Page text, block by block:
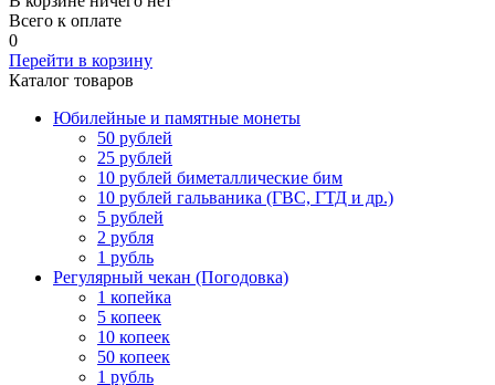
Всего к оплате
0
Перейти в корзину
Каталог товаров
Юбилейные и памятные монеты
50 рублей
25 рублей
10 рублей биметаллические бим
10 рублей гальваника (ГВС, ГТД и др.)
5 рублей
2 рубля
1 рубль
Регулярный чекан (Погодовка)
1 копейка
5 копеек
10 копеек
50 копеек
1 рубль